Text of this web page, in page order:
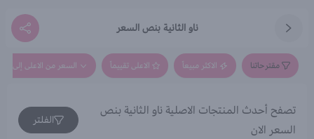
ناو الثانية بنص السعر
مقترحاتنا الاكثر مبيعاً الاعلى تقييماً السعر من الاعلى إلى
تصفح أحدث المنتجات الاصلية ناو الثانية بنص
السعر الان
الفلتر